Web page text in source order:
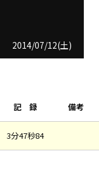
2014/07/12(土)
記 録 備考
3分47秒84